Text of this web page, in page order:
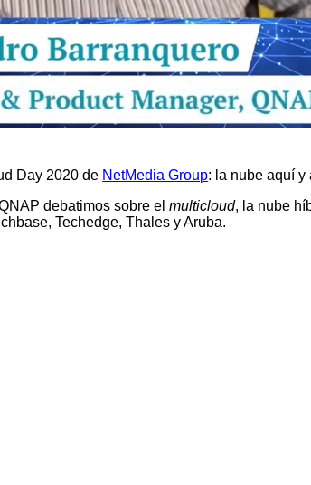
Day 2020 de NetMedia Group: la nube aquí y
debatimos sobre elmulticloud, la nube
Techedge, Thales y Aruba.